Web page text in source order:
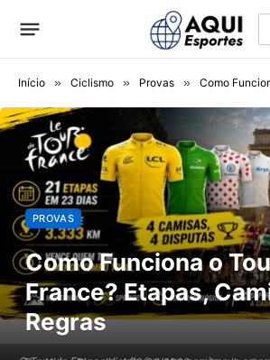
Início » Ciclismo » Provas » Como Funciona o Tour
PROVAS
Como Funciona o
France? Etapas,
Regras